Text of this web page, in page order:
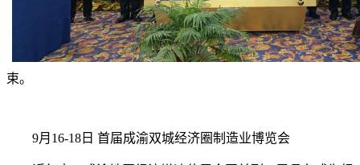
束。
9月16-18日 首届成渝双城经济圈制造业博览会